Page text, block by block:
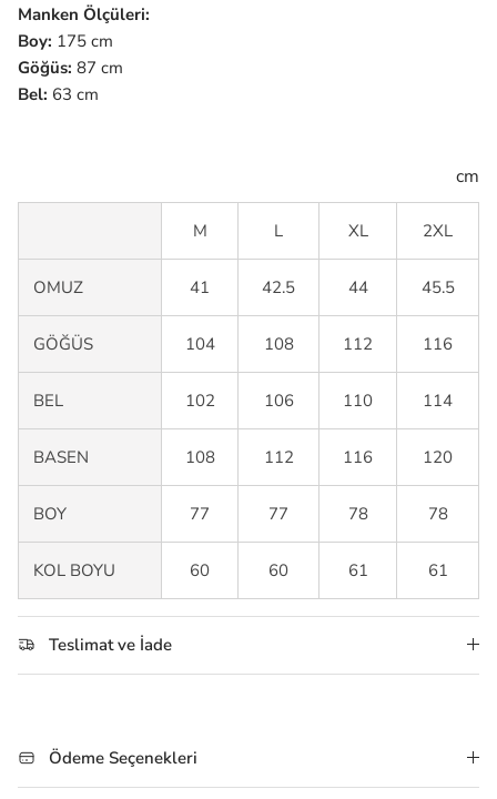
Manken Ölçüleri:
Boy: 175 cm
Göğüs: 87 cm
Bel: 63 cm
cm
M L XL 2XL
OMUZ 41 42.5 44 45.5
GÖĞÜS 104 108 112 116
BEL 102 106 110 114
BASEN 108 112 116 120
BOY 77 77 78 78
KOL BOYU 60 60 61 61
Teslimat ve İade
Ödeme Seçenekleri